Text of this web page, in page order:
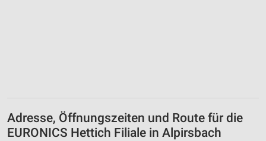
Adresse, Öffnungszeiten und Route für die
EURONICS Hettich Filiale in Alpirsbach